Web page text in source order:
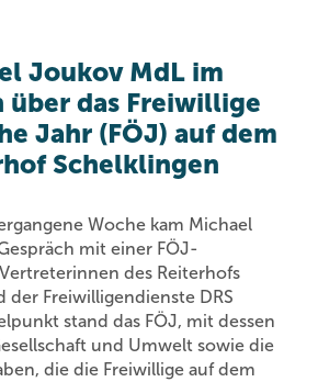
Joukov MdL im
über das Freiwillige
Jahr (FÖJ) auf dem
Schelklingen
Woche kam Michael
mit einer FÖJ-
des Reiterhofs
der Freiwilligendienste DRS
stand das FÖJ, mit dessen
und Umwelt sowie die
die die Freiwillige auf dem